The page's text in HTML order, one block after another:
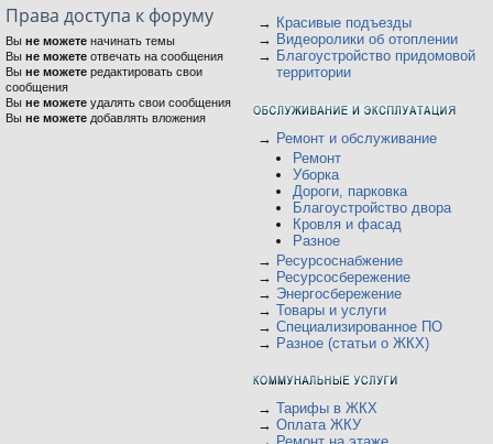
Права доступа к форуму
Вы не можете начинать темы
Вы не можете отвечать на сообщения
Вы не можете редактировать свои
сообщения
Вы не можете удалять свои сообщения
Вы не можете добавлять вложения
→ Красивые подъезды
→ Видеоролики об отоплении
→ Благоустройство придомовой
территории
→ Ремонт и обслуживание
Ремонт
Уборка
Дороги, парковка
Благоустройство двора
Кровля и фасад
Разное
→ Ресурсоснабжение
→ Ресурсосбережение
→ Энергосбережение
→ Товары и услуги
→ Специализированное ПО
→ Разное (статьи о ЖКХ)
→ Тарифы в ЖКХ
→ Оплата ЖКУ